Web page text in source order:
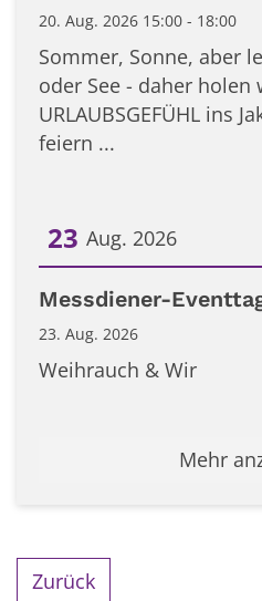
20. Aug. 2026 15:00 - 18:00
Sommer, Sonne, aber
oder See - daher holen
URLAUBSGEFÜHL ins
feiern ...
23 Aug. 2026
Datum: 23. August 2026
Messdiener-
23. Aug. 2026
Weihrauch & Wir
Mehr
Zurück